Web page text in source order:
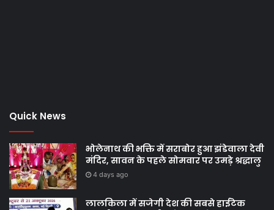
Quick News
भोलेनाथ की भक्ति में सराबोर हुआ झंडेवाला देवी
मंदिर, सावन के पहले सोमवार पर उमड़े श्रद्धालु
4 days ago
लालकिला में सजेगी देश की सबसे हाईटेक